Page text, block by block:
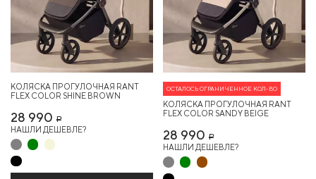
КОЛЯСКА ПРОГУЛОЧНАЯ RANT
FLEX COLOR SHINE BROWN
28 990 Р
НАШЛИ ДЕШЕВЛЕ?
ОСТАЛОСЬ ОГРАНИЧЕННОЕ КОЛ-ВО
КОЛЯСКА ПРОГУЛОЧНАЯ RANT
FLEX COLOR SANDY BEIGE
28 990 Р
НАШЛИ ДЕШЕВЛЕ?